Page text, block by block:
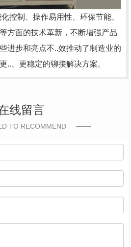
控制、操作易用性、环保节能、
方面的技术革新，不断增强产品
进步和亮点不..效推动了制造业的
..、更稳定的铆接解决方案。
线留言
TO RECOMMEND